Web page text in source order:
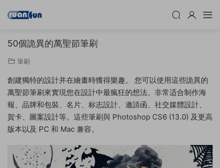
50個詭異的萬聖節筆刷
筆刷
創建獨特的設計并在繪畫時獲得樂趣。 您可以使用這些詭異的
萬聖節筆刷來實現您在設計中最瘋狂的想法。非常适合制作海
報、品牌和包裝、名片、标志設計、邀請函、社交媒體設計、
賀卡、圖案設計等。這些筆刷與 Photoshop CS6 (13.0) 及更高
版本以及 PC 和 Mac 兼容。